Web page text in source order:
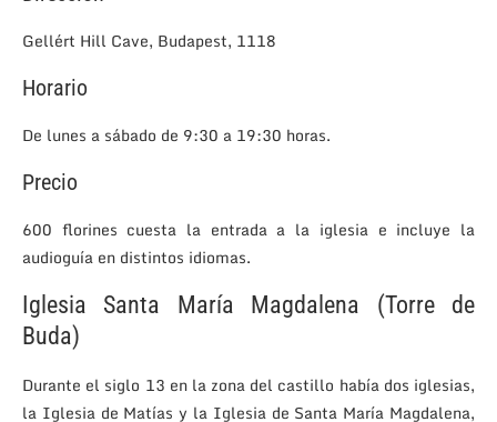
Gellért Hill Cave, Budapest, 1118
Horario
De lunes a sábado de 9:30 a 19:30 horas.
Precio
600 florines cuesta la entrada a la iglesia e incluye la
audioguía en distintos idiomas.
Iglesia Santa María Magdalena (Torre de
Buda)
Durante el siglo 13 en la zona del castillo había dos iglesias,
la Iglesia de Matías y la Iglesia de Santa María Magdalena,